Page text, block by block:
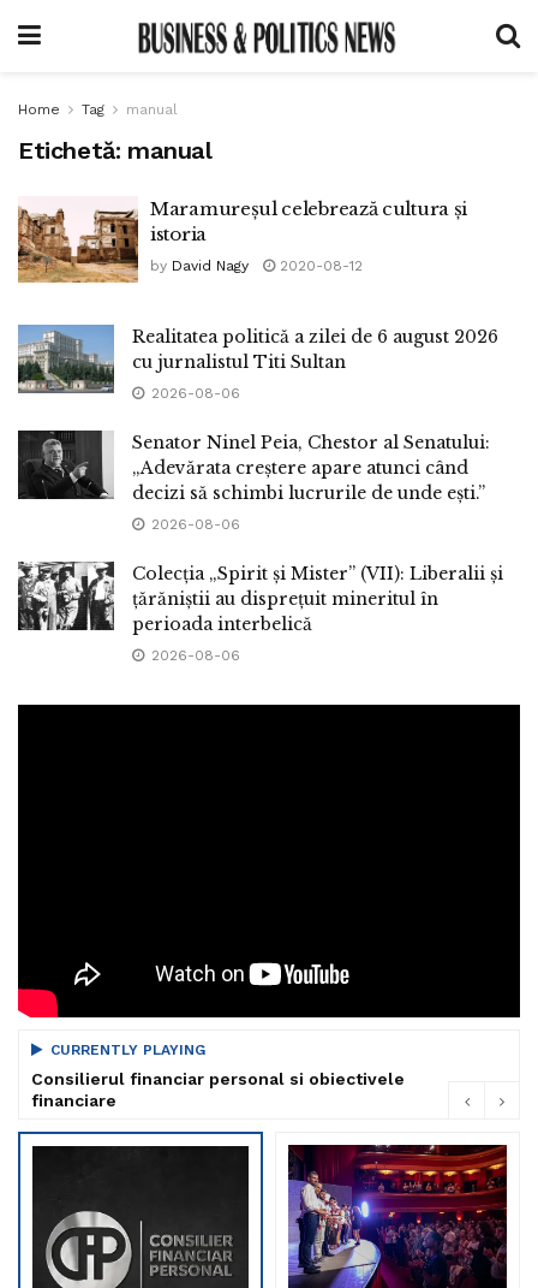
Home Tag manual
Etichetă: manual
Maramureșul celebrează cultura și
istoria
by David Nagy 2020-08-12
Realitatea politică a zilei de 6 august 2026
cu jurnalistul Titi Sultan
2026-08-06
Senator Ninel Peia, Chestor al Senatului:
„Adevărata creștere apare atunci când
decizi să schimbi lucrurile de unde ești.”
2026-08-06
Colecția „Spirit și Mister” (VII): Liberalii și
țărăniștii au disprețuit mineritul în
perioada interbelică
2026-08-06
CURRENTLY PLAYING
Consilierul financiar personal si obiectivele
financiare